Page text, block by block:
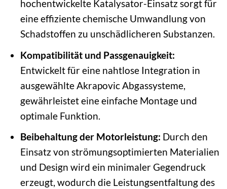
hochentwickelte Katalysator-Einsatz sorgt für
eine effiziente chemische Umwandlung von
Schadstoffen zu unschädlicheren Substanzen.
Kompatibilität und Passgenauigkeit:
Entwickelt für eine nahtlose Integration in
ausgewählte Akrapovic Abgassysteme,
gewährleistet eine einfache Montage und
optimale Funktion.
Beibehaltung der Motorleistung: Durch den
Einsatz von strömungsoptimierten Materialien
und Design wird ein minimaler Gegendruck
erzeugt, wodurch die Leistungsentfaltung des